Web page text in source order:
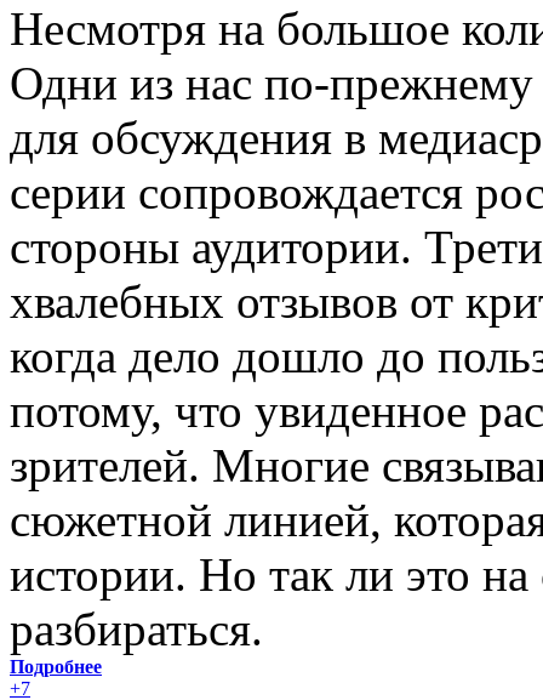
Несмотря на большое
Одни из нас по-прежнему
для обсуждения в
серии сопровождается
стороны аудитории.
хвалебных отзывов от
когда дело дошло до
потому, что увиденное
зрителей. Многие
сюжетной линией,
истории. Но так ли это
разбираться.
Подробнее
+7